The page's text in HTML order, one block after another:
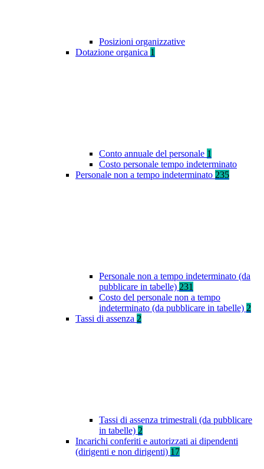
Posizioni organizzative
Dotazione organica 1
Conto annuale del personale 1
Costo personale tempo indeterminato
Personale non a tempo indeterminato 235
Personale non a tempo indeterminato (da
pubblicare in tabelle) 231
Costo del personale non a tempo
indeterminato (da pubblicare in tabelle) 2
Tassi di assenza 2
Tassi di assenza trimestrali (da pubblicare
in tabelle) 2
Incarichi conferiti e autorizzati ai dipendenti
(dirigenti e non dirigenti) 17